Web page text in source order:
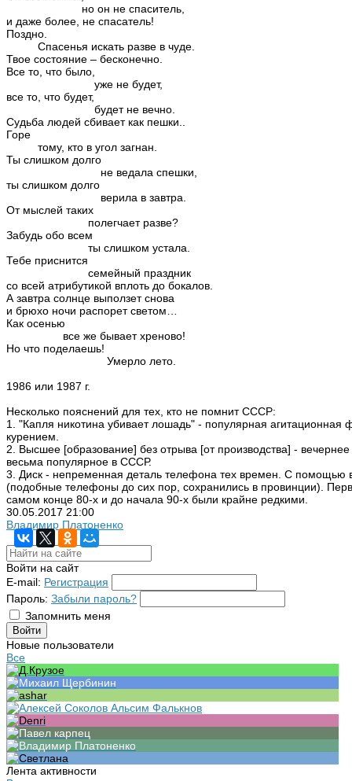
но он не спаситель,
и даже более, не спасатель!
Поздно.
Спасенья искать разве в чуде.
Твое состояние – бесконечно.
Все то, что было,
уже не будет,
все то, что будет,
будет не вечно.
Судьба людей сбивает как пешки..
Горе
тому, кто в угол загнан.
Ты слишком долго
не ведала спешки,
ты слишком долго
верила в завтра.
От мыслей таких
полегчает разве?
Забудь обо всем
ты слишком устала.
Тебе приснится
семейный праздник
со всей атрибутикой вплоть до бокалов.
А завтра солнце выползет снова
и брюхо ночи распорет светом…
Как осенью
все же бывает хреново!
Но что поделаешь!
Умерло лето.
1986 или 1987 г.
Несколько пояснений для тех, кто не помнит СССР:
1. "Капля никотина убивает лошадь" - популярная
курением.
2. Высшее [образование] без отрыва [от производства] -
весьма популярное в СССР.
3. Диск - непременная деталь телефона тех времен. С помощью
(подобные телефоны до сих пор, сохранились в провинции).
самом конце 80-х и до начала 90-х были крайне редкими.
30.05.2017 21:00
Владимир Платоненко
Войти на сайт
E-mail: Регистрация
Пароль: Забыли пароль?
Запомнить меня
Новые пользователи
Все
Лента активности